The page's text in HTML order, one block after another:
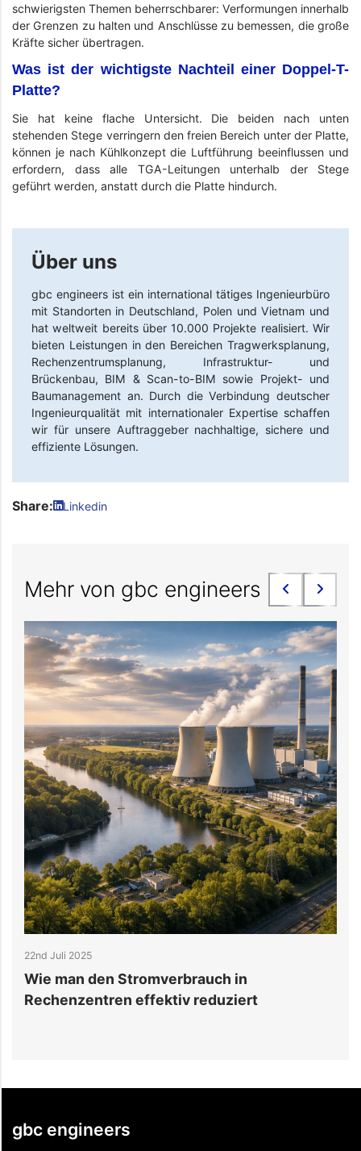
schwierigsten Themen beherrschbarer: Verformungen innerhalb
der Grenzen zu halten und Anschlüsse zu bemessen, die große
Kräfte sicher übertragen.
Was ist der wichtigste Nachteil einer Doppel-T-
Platte?
Sie hat keine flache Untersicht. Die beiden nach unten
stehenden Stege verringern den freien Bereich unter der Platte,
können je nach Kühlkonzept die Luftführung beeinflussen und
erfordern, dass alle TGA-Leitungen unterhalb der Stege
geführt werden, anstatt durch die Platte hindurch.
Über uns
gbc engineers ist ein international tätiges Ingenieurbüro
mit Standorten in Deutschland, Polen und Vietnam und
hat weltweit bereits über 10.000 Projekte realisiert. Wir
bieten Leistungen in den Bereichen Tragwerksplanung,
Rechenzentrumsplanung, Infrastruktur- und
Brückenbau, BIM & Scan-to-BIM sowie Projekt- und
Baumanagement an. Durch die Verbindung deutscher
Ingenieurqualität mit internationaler Expertise schaffen
wir für unsere Auftraggeber nachhaltige, sichere und
effiziente Lösungen.
Share: Linkedin
Mehr von gbc engineers
22nd Juli 2025
Wie man den Stromverbrauch in
Rechenzentren effektiv reduziert
gbc engineers